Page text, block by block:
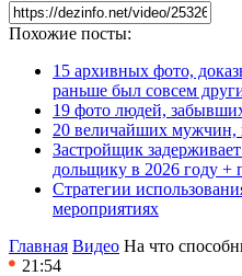
Похожие посты:
15 архивных фото,
раньше был совсем
19 фото людей,
20 величайших
Застройщик
дольщику в 2026 году +
Стратегии
мероприятиях
Главная Видео На что
21:54